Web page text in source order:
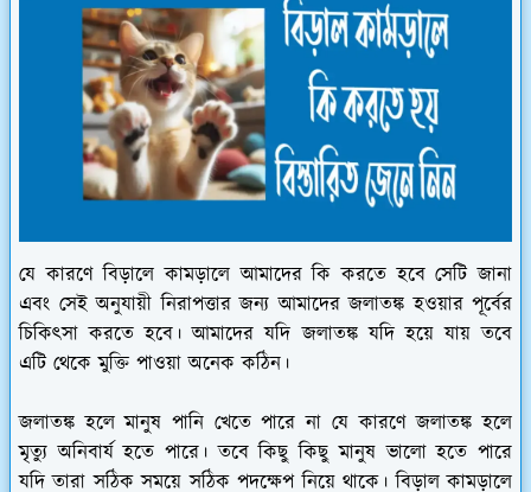
যে কারণে বিড়ালে কামড়ালে আমাদের কি করতে হবে সেটি জানা
এবং সেই অনুযায়ী নিরাপত্তার জন্য আমাদের জলাতঙ্ক হওয়ার পূর্বের
চিকিৎসা করতে হবে। আমাদের যদি জলাতঙ্ক যদি হয়ে যায় তবে
এটি থেকে মুক্তি পাওয়া অনেক কঠিন।
জলাতঙ্ক হলে মানুষ পানি খেতে পারে না যে কারণে জলাতঙ্ক হলে
মৃত্যু অনিবার্য হতে পারে। তবে কিছু কিছু মানুষ ভালো হতে পারে
যদি তারা সঠিক সময়ে সঠিক পদক্ষেপ নিয়ে থাকে। বিড়াল কামড়ালে